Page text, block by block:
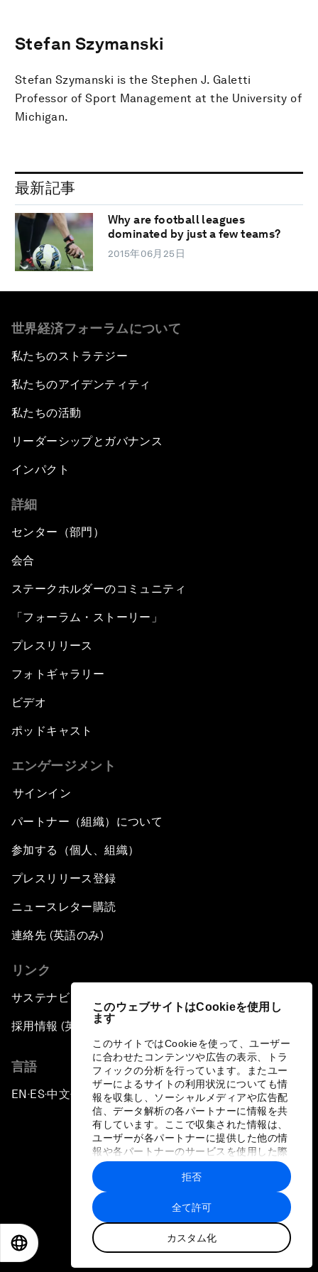
このウェブサイトはCookieを使用し
ます
このサイトではCookieを使って、ユーザー
に合わせたコンテンツや広告の表示、トラ
フィックの分析を行っています。またユー
ザーによるサイトの利用状況についても情
報を収集し、ソーシャルメディアや広告配
信、データ解析の各パートナーに情報を共
有しています。ここで収集された情報は、
ユーザーが各パートナーに提供した他の情
報や各パートナーのサービスを使用した際
に収集された情報と組み合わされ、各パー
トナーによって使用されることがありま
す。
全て許可
カスタム化
拒否
Stefan Szymanski
Stefan Szymanski is the Stephen J. Galetti
Professor of Sport Management at the University of
Michigan.
最新記事
Why are football leagues
dominated by just a few teams?
2015年06月25日
世界経済フォーラムについて
私たちのストラテジー
私たちのアイデンティティ
私たちの活動
リーダーシップとガバナンス
インパクト
詳細
センター（部門）
会合
ステークホルダーのコミュニティ
「フォーラム・ストーリー」
プレスリリース
フォトギャラリー
ビデオ
ポッドキャスト
エンゲージメント
サインイン
パートナー（組織）について
参加する（個人、組織）
プレスリリース登録
ニュースレター購読
連絡先 (英語のみ)
リンク
サステナビリティへの取り組み
採用情報 (英語のみ)
言語
EN ▪ES▪中文▪ 日本語
プライバシーポリシーと利用規約
サイトマップ
©
世界経済フォーラム